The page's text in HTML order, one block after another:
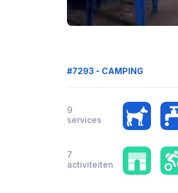
#7293 - CAMPING
9
services
7
activiteiten